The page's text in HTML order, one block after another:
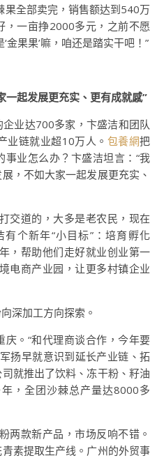
果全部卖完，销售额达到540万
，一亩挣2000多元，之前不愿
金果果’嘛，咱还是踏实干吧！”
一起发展更充实、更有成就感”
业达700多家，卞盛洁和团队
业链就业超10万人。 包養網把
业怎么办？卞盛洁坦言：“我
，不如大家一起发展更充实、
交道的，大多是老农民，现在
个新年“小目标”：培育孵化
，帮助他们走好就业创业第一
电商产业园，让更多村镇企业
深加工方向探索。
。“和代理商谈合作，今年要
扬早就意识到延长产业链、拓
就推出了饮料、冻干粉、籽油
，全团沙棘总产量达8000多
两款新产品，市场反响不错。
素提取生产线。广州的外贸事